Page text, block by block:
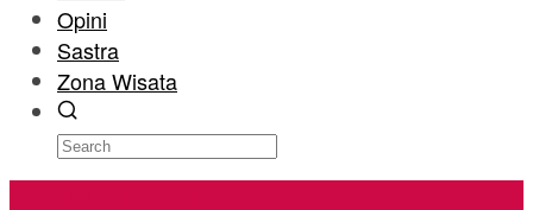
Opini
Sastra
Zona Wisata